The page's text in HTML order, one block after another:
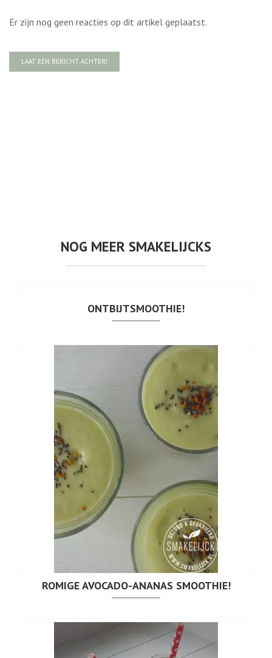
Er zijn nog geen reacties op dit artikel geplaatst.
LAAT EEN BERICHT ACHTER!
NOG MEER SMAKELIJCKS
ONTBIJTSMOOTHIE!
ROMIGE AVOCADO-ANANAS SMOOTHIE!